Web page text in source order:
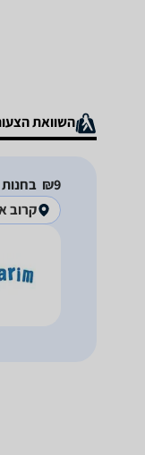
השוואת הצעות
9‏₪
קרוב